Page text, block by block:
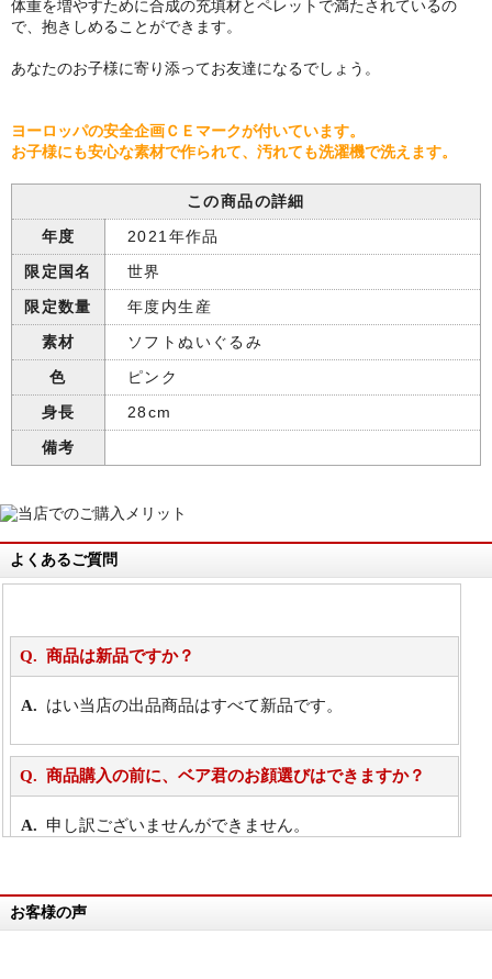
体重を増やすために合成の充填材とペレットで満たされているの
で、抱きしめることができます。
あなたのお子様に寄り添ってお友達になるでしょう。
ヨーロッパの安全企画ＣＥマークが付いています。
お子様にも安心な素材で作られて、汚れても洗濯機で洗えます。
この商品の詳細
年度
2021年作品
限定国名
世界
限定数量
年度内生産
素材
ソフトぬいぐるみ
色
ピンク
身長
28cm
備考
よくあるご質問
商品は新品ですか？
はい当店の出品商品はすべて新品です。
商品購入の前に、ベア君のお顔選びはできますか？
申し訳ございませんができません。
万が一欲しい商品が見つからない場合は、探して取り
お客様の声